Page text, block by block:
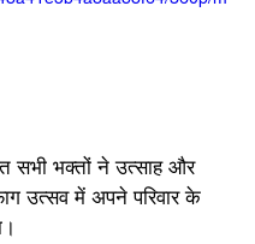
सभी भक्तों ने उत्साह और
उत्सव में अपने परिवार के